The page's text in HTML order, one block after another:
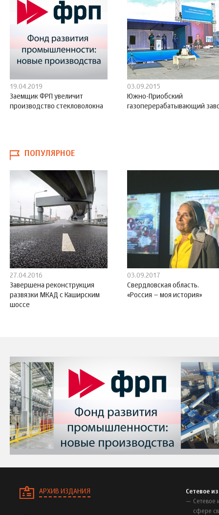
19.04.2019
Заемщик ФРП увеличит
производство стекловолокна
03.09.2015
Южно-Приобский
газоперерабатывающий
ПОПУЛЯРНОЕ
27.04.2016
Завершена реконструкция
развязки МКАД с Каширским
шоссе
03.09.2017
Свердловская область.
«Россия – моя история»
АРХИВ ИЗДАНИЯ
Сетевое
Сетевое
сфере